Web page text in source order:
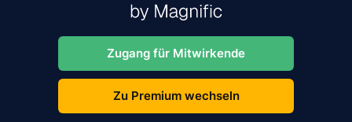
Zugang für Mitwirkende
Zu Premium wechseln